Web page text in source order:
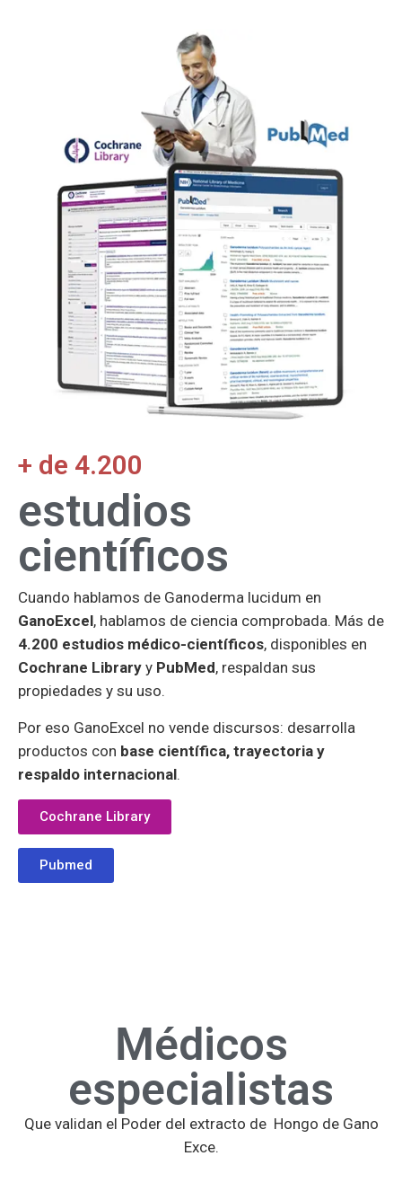
+ de 4.200
científicos
Cuando hablamos de Ganoderma lucidum en
GanoExcel, hablamos de ciencia comprobada. Más de
4.200 estudios médico-científicos
Cochrane Library yPubMed, respaldan sus
propiedades y su uso.
Por eso GanoExcel no vende discursos: desarrolla
productos con base científica, trayectoria y
respaldo internacional
Cochrane Library
especialistas
Que validan el Poder del extracto de Hongo de Gano
Exce.